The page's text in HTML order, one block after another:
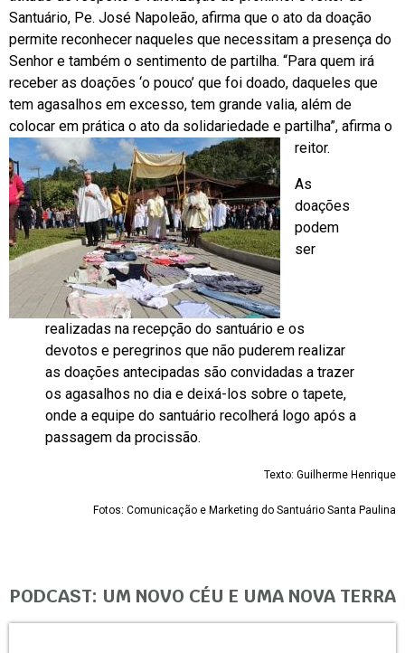
Santuário, Pe. José Napoleão, afirma que o ato da doação
permite reconhecer naqueles que necessitam a presença do
Senhor e também o sentimento de partilha. “Para quem irá
receber as doações ‘o pouco’ que foi doado, daqueles que
tem agasalhos em excesso, tem grande valia, além de
colocar em prática o ato da solidariedade e partilha”, afirma o
reitor.
As
doações
podem
ser
realizadas na recepção do santuário e os
devotos e peregrinos que não puderem realizar
as doações antecipadas são convidadas a trazer
os agasalhos no dia e deixá-los sobre o tapete,
onde a equipe do santuário recolherá logo após a
passagem da procissão.
Texto: Guilherme Henrique
Fotos: Comunicação e Marketing do Santuário Santa Paulina
PODCAST: UM NOVO CÉU E UMA NOVA TERRA